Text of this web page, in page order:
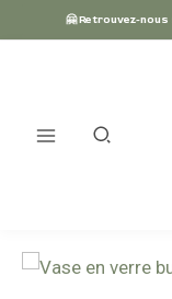
au
🤗 Retrouvez-
quantité